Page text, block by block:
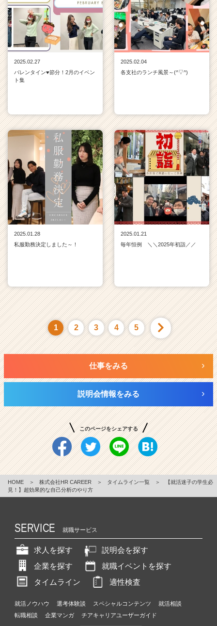
2025.02.27
バレンタイン♥節分！2月のイベン
ト集
2025.02.04
各支社のランチ風景～(^▽^)
2025.01.28
私服勤務決定しました～！
2025.01.21
毎年恒例 ＼＼2025年初詣／／
1 2 3 4 5
仕事をみる
説明会情報をみる
このページをシェアする
HOME ＞ 株式会社HR CAREER ＞ タイムライン一覧 ＞
【就活迷子の学生必
見！】超効果的な自己分析のやり方
SERVICE 就職サービス
求人を探す
説明会を探す
企業を探す
就職イベントを探す
タイムライン
適性検査
就活ノウハウ 選考体験談 スペシャルコンテンツ
就活相談
転職相談
企業マンガ チアキャリアユーザーガイド